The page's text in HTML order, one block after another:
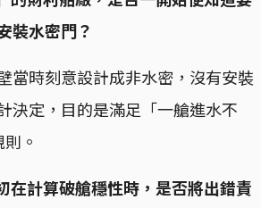
裝水密門？
當時刻意設計成非水密，沒有安裝
決定，目的是滿足「一艙進水不
。
在計算破艙穩性時，是否將出錯責